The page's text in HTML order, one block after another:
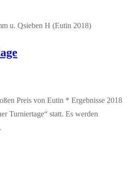
Preis von Eutin * Ergebnisse 2018
Turniertage“ statt. Es werden